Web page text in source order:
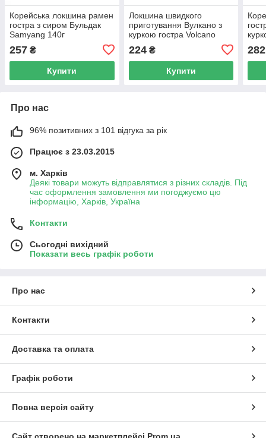
Корейська локшина рамен
гостра з сиром Бульдак
Samyang 140г
257 ₴
Купити
Локшина швидкого
приготування Вулкано з
куркою гостра Volcano
140 г
224₴
Купити
282
Про нас
96% позитивних з 101 відгука за рік
Працює з 23.03.2015
м. Харків
Деякі товари можуть відправлятися з різних складів. Під
час оформлення замовлення ми погоджуємо цю
інформацію, Харків, Україна
Контакти
Сьогодні вихідний
Показати весь графік роботи
Про нас
Контакти
Доставка та оплата
Графік роботи
Повна версія сайту